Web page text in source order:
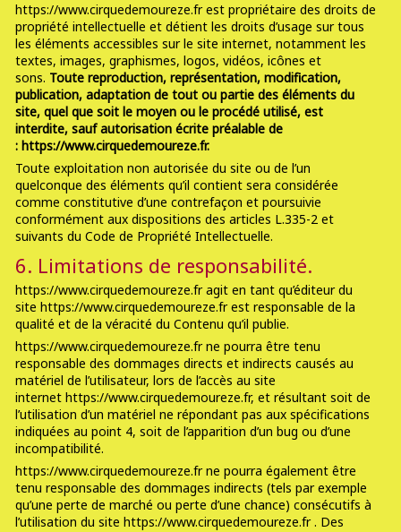
https://www.cirquedemoureze.fr est propriétaire des droits de
propriété intellectuelle et détient les droits d’usage sur tous
les éléments accessibles sur le site internet, notamment les
textes, images, graphismes, logos, vidéos, icônes et
sons. Toute reproduction, représentation, modification,
publication, adaptation de tout ou partie des éléments du
site, quel que soit le moyen ou le procédé utilisé, est
interdite, sauf autorisation écrite préalable de
: https://www.cirquedemoureze.fr.
Toute exploitation non autorisée du site ou de l’un
quelconque des éléments qu’il contient sera considérée
comme constitutive d’une contrefaçon et poursuivie
conformément aux dispositions des articles L.335-2 et
suivants du Code de Propriété Intellectuelle.
6. Limitations de responsabilité.
https://www.cirquedemoureze.fr agit en tant qu’éditeur du
site https://www.cirquedemoureze.fr est responsable de la
qualité et de la véracité du Contenu qu’il publie.
https://www.cirquedemoureze.fr ne pourra être tenu
responsable des dommages directs et indirects causés au
matériel de l’utilisateur, lors de l’accès au site
internet https://www.cirquedemoureze.fr, et résultant soit de
l’utilisation d’un matériel ne répondant pas aux spécifications
indiquées au point 4, soit de l’apparition d’un bug ou d’une
incompatibilité.
https://www.cirquedemoureze.fr ne pourra également être
tenu responsable des dommages indirects (tels par exemple
qu’une perte de marché ou perte d’une chance) consécutifs à
l’utilisation du site https://www.cirquedemoureze.fr . Des